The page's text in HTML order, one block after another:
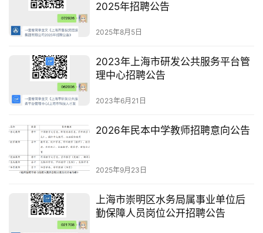
2025年招聘公告
2025年8月5日
2023年上海市研发公共服务平台管
理中心招聘公告
2023年6月21日
2026年民本中学教师招聘意向公告
2025年9月23日
上海市崇明区水务局属事业单位后
勤保障人员岗位公开招聘公告